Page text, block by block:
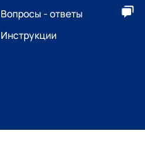
Вопросы - ответы
Инструкции